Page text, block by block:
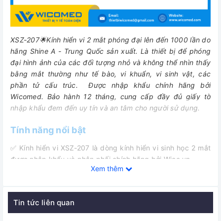
XSZ-207🌟Kính hiển vi 2 mắt phóng đại lên đến 1000 lần do
hãng Shine A - Trung Quốc sản xuất. Là thiết bị để phóng
đại hình ảnh của các đối tượng nhỏ và không thể nhìn thấy
bằng mắt thường như tế bào, vi khuẩn, vi sinh vật, các
phần tử cấu trúc.
Được nhập khẩu chính hãng bởi
Wicomed. Bảo hành 12 tháng, cung cấp đầy đủ giấy tờ
nhập khẩu đem đến uy tín và an tâm cho người sử dụng.
Tính năng nổi bật
✅ Kính hiển vi XSZ-207 là dòng kính hiển vi sinh học 2 mắt
được nhập khẩu và phân phối chính hãng bởi Wico.vn.
trở nên dễ dàng và chính xác hơn.
Xem thêm
Tin tức liên quan